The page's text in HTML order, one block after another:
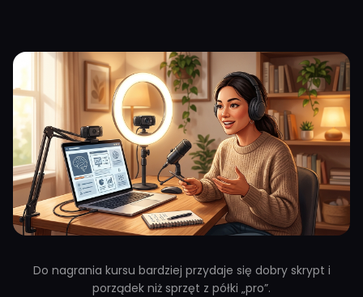
Do nagrania kursu bardziej przydaje się dobry skrypt i
porządek niż sprzęt z półki „pro”.